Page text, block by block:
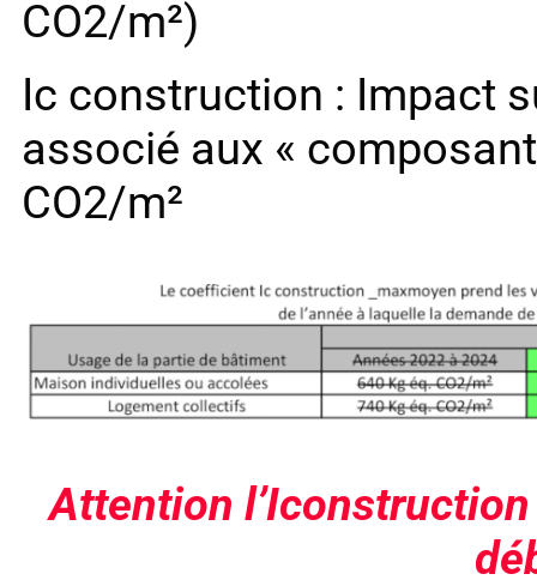
CO2/m²)
Ic construction : Impact
associé aux «
CO2/m²
Attention